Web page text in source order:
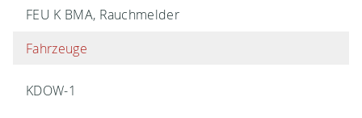
FEU K BMA, Rauchmelder
Fahrzeuge
KDOW-1